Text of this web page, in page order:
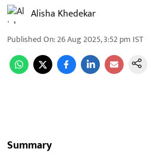
Alisha Khedekar
Published On:26 Aug 2025, 3:52 pm IST
Summary